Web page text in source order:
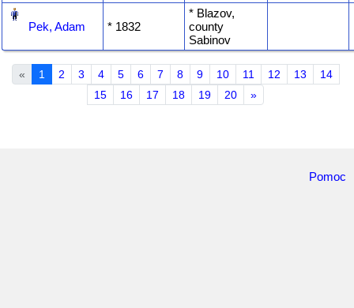
Pek, Adam
* ‎1832
* Blazov,
county
Sabinov
« 1 2 3 4 5 6 7 8 9 10 11 12 13
14
15
16 17 18 19 20 »
Pomoc